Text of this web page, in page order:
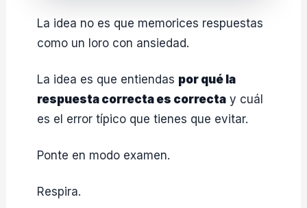
La idea no es que memorices respuestas
como un loro con ansiedad.
La idea es que entiendas por qué la
respuesta correcta es correcta y cuál
es el error típico que tienes que evitar.
Ponte en modo examen.
Respira.